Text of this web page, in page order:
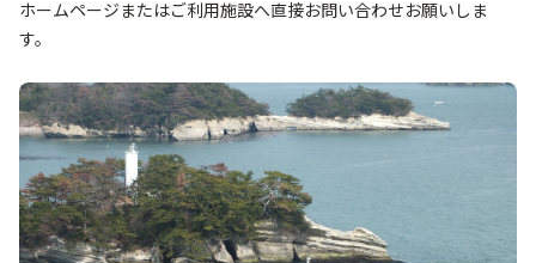
ホームページまたはご利用施設へ直接お問い合わせお願いしま
す。